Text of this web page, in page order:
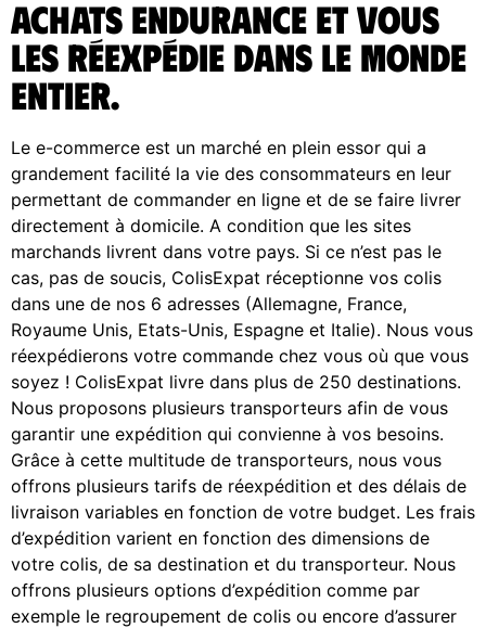
achats Endurance et vous
les réexpédie dans le monde
entier.
Le e-commerce est un marché en plein essor qui a
grandement facilité la vie des consommateurs en leur
permettant de commander en ligne et de se faire livrer
directement à domicile. A condition que les sites
marchands livrent dans votre pays. Si ce n’est pas le
cas, pas de soucis, ColisExpat réceptionne vos colis
dans une de nos 6 adresses (Allemagne, France,
Royaume Unis, Etats-Unis, Espagne et Italie). Nous vous
réexpédierons votre commande chez vous où que vous
soyez ! ColisExpat livre dans plus de 250 destinations.
Nous proposons plusieurs transporteurs afin de vous
garantir une expédition qui convienne à vos besoins.
Grâce à cette multitude de transporteurs, nous vous
offrons plusieurs tarifs de réexpédition et des délais de
livraison variables en fonction de votre budget. Les frais
d’expédition varient en fonction des dimensions de
votre colis, de sa destination et du transporteur. Nous
offrons plusieurs options d’expédition comme par
exemple le regroupement de colis ou encore d’assurer